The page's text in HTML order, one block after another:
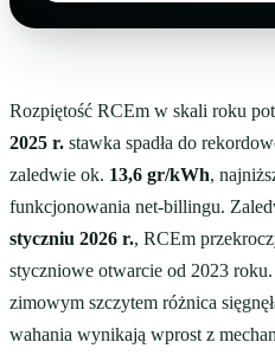
Rozpiętość RCEm w skali roku
2025 r. stawka spadła do
zaledwie ok. 13,6 gr/kWh,
funkcjonowania net-billingu.
styczniu 2026 r., RCEm
styczniowe otwarcie od 2023
zimowym szczytem różnica
wahania wynikają wprost z